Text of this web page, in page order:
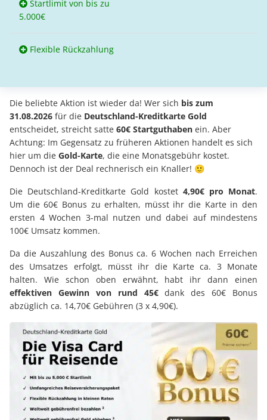
Startlimit von bis zu
5.000€
Flexible Rückzahlung
Die beliebte Aktion ist wieder da! Wer sich bis zum
31.08.2026 für die Deutschland-Kreditkarte Gold
entscheidet, streicht satte 60€ Startguthaben ein. Aber
Achtung: Im Gegensatz zu früheren Aktionen handelt es sich
hier um die Gold-Karte, die eine Monatsgebühr kostet.
Dennoch ist der Deal rechnerisch ein Knaller! 🙂
Die Deutschland-Kreditkarte Gold kostet 4,90€ pro Monat.
Um die 60€ Bonus zu erhalten, müsst ihr die Karte in den
ersten 4 Wochen 3-mal nutzen und dabei auf mindestens
100€ Umsatz kommen.
Da die Auszahlung des Bonus ca. 6 Wochen nach Erreichen
des Umsatzes erfolgt, müsst ihr die Karte ca. 3 Monate
halten. Wie schon oben erwähnt, habt ihr dann einen
effektiven Gewinn von rund 45€dank des 60€ Bonus
abzüglich ca. 14,70€ Gebühren (3 x 4,90€).